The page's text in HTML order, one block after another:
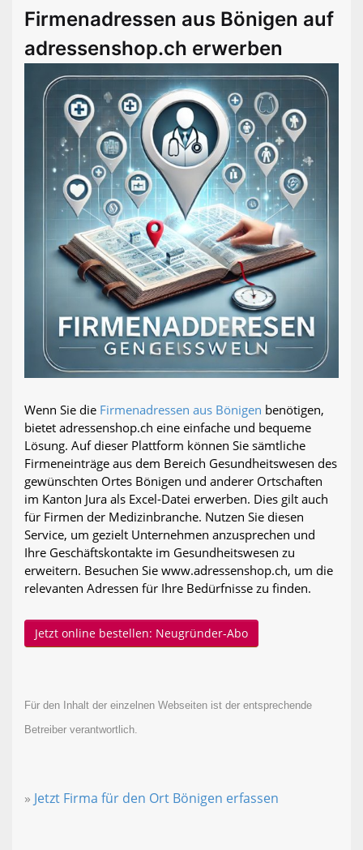
Firmenadressen aus Bönigen auf
adressenshop.ch erwerben
Wenn Sie die Firmenadressen aus Bönigen benötigen,
bietet adressenshop.ch eine einfache und bequeme
Lösung. Auf dieser Plattform können Sie sämtliche
Firmeneinträge aus dem Bereich Gesundheitswesen des
gewünschten Ortes Bönigen und anderer Ortschaften
im Kanton Jura als Excel-Datei erwerben. Dies gilt auch
für Firmen der Medizinbranche. Nutzen Sie diesen
Service, um gezielt Unternehmen anzusprechen und
Ihre Geschäftskontakte im Gesundheitswesen zu
erweitern. Besuchen Sie www.adressenshop.ch, um die
relevanten Adressen für Ihre Bedürfnisse zu finden.
Jetzt online bestellen: Neugründer-Abo
Für den Inhalt der einzelnen Webseiten ist der entsprechende
Betreiber verantwortlich.
» Jetzt Firma für den Ort Bönigen erfassen